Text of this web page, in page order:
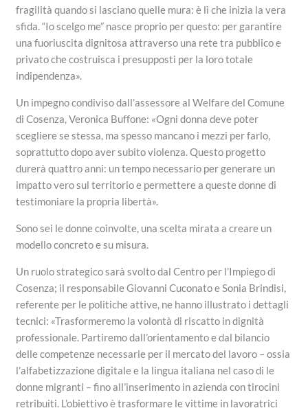
fragilità quando si lasciano quelle mura: è lì che inizia la vera
sfida. “Io scelgo me” nasce proprio per questo: per garantire
una fuoriuscita dignitosa attraverso una rete tra pubblico e
privato che costruisca i presupposti per la loro totale
indipendenza».
Un impegno condiviso dall’assessore al Welfare del Comune
di Cosenza, Veronica Buffone: «Ogni donna deve poter
scegliere se stessa, ma spesso mancano i mezzi per farlo,
soprattutto dopo aver subito violenza. Questo progetto
durerà quattro anni: un tempo necessario per generare un
impatto vero sul territorio e permettere a queste donne di
testimoniare la propria libertà».
Sono sei le donne coinvolte, una scelta mirata a creare un
modello concreto e su misura.
Un ruolo strategico sarà svolto dal Centro per l’Impiego di
Cosenza; il responsabile Giovanni Cuconato e Sonia Brindisi,
referente per le politiche attive, ne hanno illustrato i dettagli
tecnici: «Trasformeremo la volontà di riscatto in dignità
professionale. Partiremo dall’orientamento e dal bilancio
delle competenze necessarie per il mercato del lavoro – ossia
l’alfabetizzazione digitale e la lingua italiana nel caso di le
donne migranti – fino all’inserimento in azienda con tirocini
retribuiti. L’obiettivo è trasformare le vittime in lavoratrici